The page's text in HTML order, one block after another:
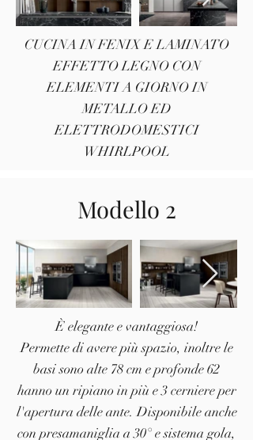
CUCINA IN FENIX E LAMINATO
EFFETTO LEGNO CON
ELEMENTI A GIORNO IN
METALLO ED
ELETTRODOMESTICI
WHIRLPOOL
Modello 2
È elegante e vantaggiosa!
Permette di avere più spazio, inoltre le
basi sono alte 78 cm e profonde 62
hanno un ripiano in più e 3 cerniere per
l'apertura delle ante. Disponibile anche
con presamaniglia a 30° e sistema gola,